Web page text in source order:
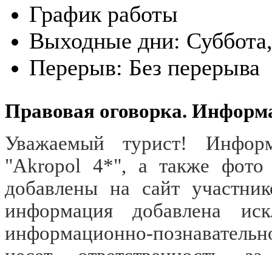
График работы
Выходные дни:
Перерыв: Без перерыва
Правовая оговорка.
Уважаемый турист!
"Akropol 4*", а также фото
добавлены на сайт
информация добавлена
информационно-